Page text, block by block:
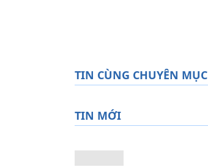
TIN CÙNG CHUYÊN MỤC
TIN MỚI